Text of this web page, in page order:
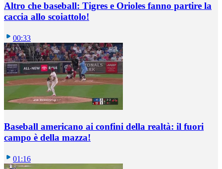
Altro che baseball: Tigres e Orioles fanno partire la
caccia allo scoiattolo!
00:33
Baseball americano ai confini della realtà: il fuori
campo è della mazza!
01:16